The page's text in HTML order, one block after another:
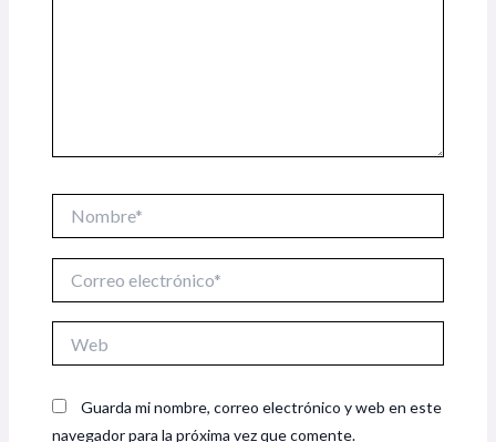
electrónico*
Guarda mi nombre, correo electrónico y web en este
navegador para la próxima vez que comente.